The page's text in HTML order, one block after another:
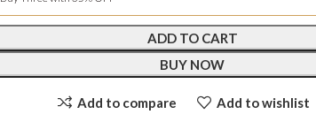
ADD TO CART
BUY NOW
Add to compare Add to wishlist